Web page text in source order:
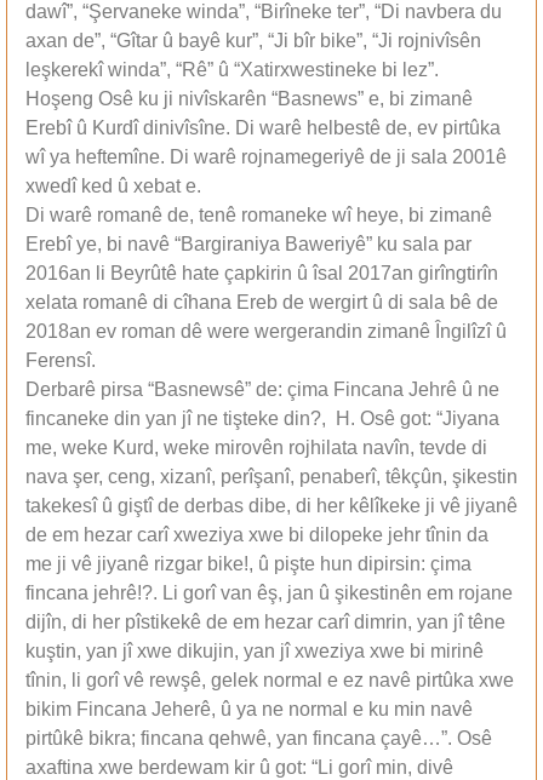
dawî”, “Şervaneke winda”, “Birîneke ter”, “Di navbera du
axan de”, “Gîtar û bayê kur”, “Ji bîr bike”, “Ji rojnivîsên
leşkerekî winda”, “Rê” û “Xatirxwestineke bi lez”.
Hoşeng Osê ku ji nivîskarên “Basnews” e, bi zimanê
Erebî û Kurdî dinivîsîne. Di warê helbestê de, ev pirtûka
wî ya heftemîne. Di warê rojnamegeriyê de ji sala 2001ê
xwedî ked û xebat e.
Di warê romanê de, tenê romaneke wî heye, bi zimanê
Erebî ye, bi navê “Bargiraniya Baweriyê” ku sala par
2016an li Beyrûtê hate çapkirin û îsal 2017an girîngtirîn
xelata romanê di cîhana Ereb de wergirt û di sala bê de
2018an ev roman dê were wergerandin zimanê Îngilîzî û
Ferensî.
Derbarê pirsa “Basnewsê” de: çima Fincana Jehrê û ne
fincaneke din yan jî ne tişteke din?, H. Osê got: “Jiyana
me, weke Kurd, weke mirovên rojhilata navîn, tevde di
nava şer, ceng, xizanî, perîşanî, penaberî, têkçûn, şikestin
takekesî û giştî de derbas dibe, di her kêlîkeke ji vê jiyanê
de em hezar carî xweziya xwe bi dilopeke jehr tînin da
me ji vê jiyanê rizgar bike!, û pişte hun dipirsin: çima
fincana jehrê!?. Li gorî van êş, jan û şikestinên em rojane
dijîn, di her pîstikekê de em hezar carî dimrin, yan jî têne
kuştin, yan jî xwe dikujin, yan jî xweziya xwe bi mirinê
tînin, li gorî vê rewşê, gelek normal e ez navê pirtûka xwe
bikim Fincana Jeherê, û ya ne normal e ku min navê
pirtûkê bikra; fincana qehwê, yan fincana çayê…”. Osê
axaftina xwe berdewam kir û got: “Li gorî min, divê